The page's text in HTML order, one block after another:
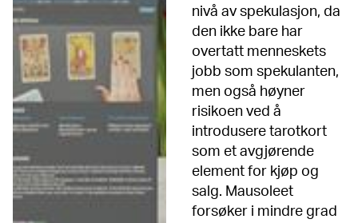
nivå av spekulasjon, da
den ikke bare har
overtatt menneskets
jobb som spekulanten,
men også høyner
risikoen ved å
introdusere tarotkort
som et avgjørende
element for kjøp og
salg. Mausoleet
forsøker i mindre grad